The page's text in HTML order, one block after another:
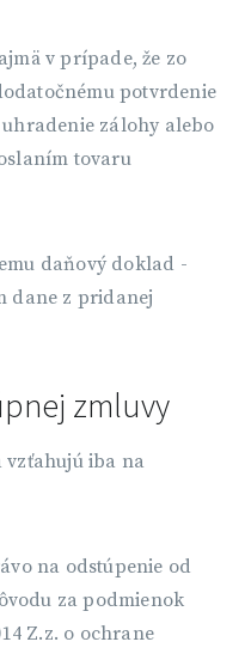
v prípade, že zo
potvrdenie
zálohy alebo
tovaru
daňový doklad -
dane z pridanej
zmluvy
vzťahujú iba na
na odstúpenie od
za podmienok
Z.z. o ochrane